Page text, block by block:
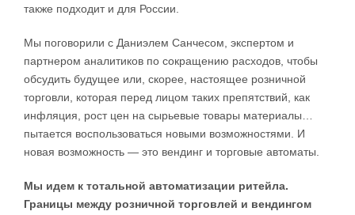
также подходит и для России.
Мы поговорили с Даниэлем Санчесом, экспертом и
партнером аналитиков по сокращению расходов, чтобы
обсудить будущее или, скорее, настоящее розничной
торговли, которая перед лицом таких препятствий, как
инфляция, рост цен на сырьевые товары материалы…
пытается воспользоваться новыми возможностями. И
новая возможность — это вендинг и торговые автоматы.
Мы идем к тотальной автоматизации ритейла.
Границы между розничной торговлей и вендингом